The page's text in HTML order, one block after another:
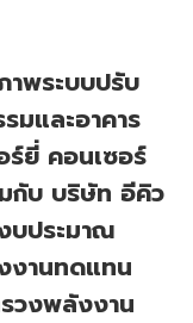
าพระบบปรับ
มและอาคาร
ร์ยี่ คอนเซอร์
กับ บริษัท อีคิว
บประมาณ
านทดแทน
วงพลังงาน